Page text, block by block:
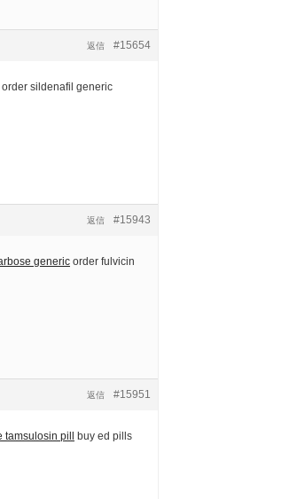
#15654
返信
order sildenafil generic
#15943
返信
generic order fulvicin
#15951
返信
tamsulosin pill buy ed pills